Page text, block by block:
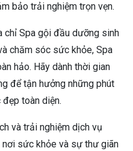
bảo trải nghiệm trọn vẹn.
chỉ Spa gội đầu dưỡng sinh
chăm sóc sức khỏe, Spa
hảo. Hãy dành thời gian
để tận hưởng những phút
toàn diện.
và trải nghiệm dịch vụ
sức khỏe và sự thư giãn